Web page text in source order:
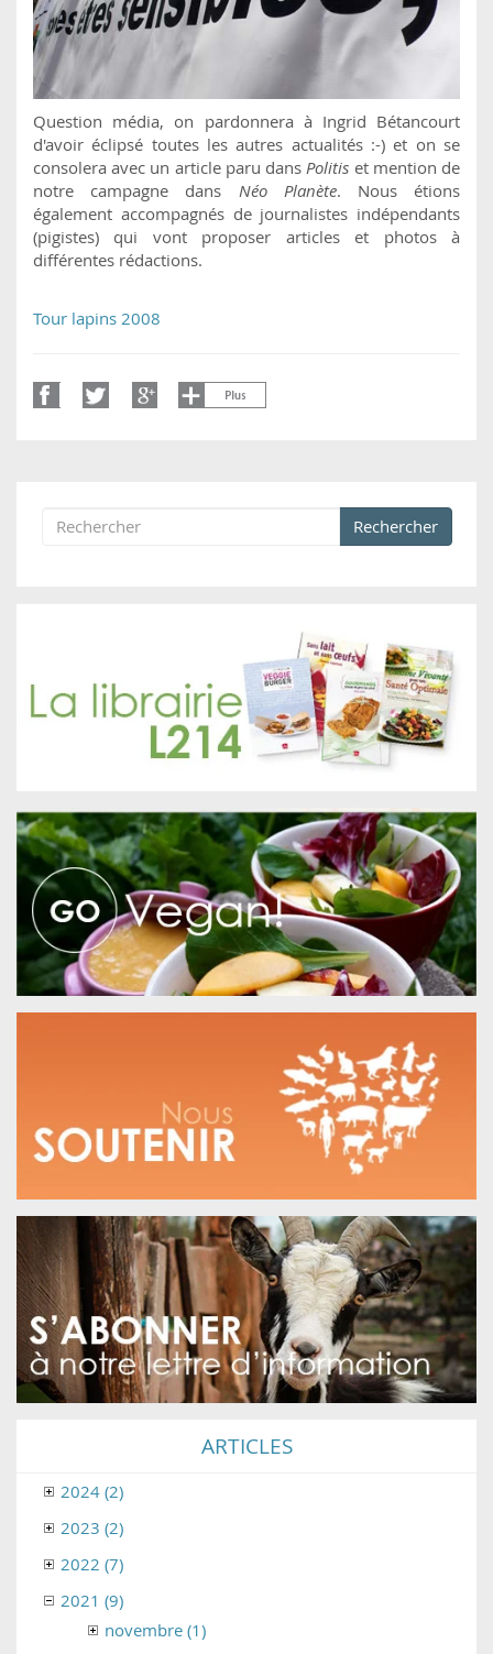
Question média, on pardonnera à Ingrid Bétancourt
d'avoir éclipsé toutes les autres actualités :-) et on se
consolera avec un article paru dansPolitis et mention de
notre campagne dans Néo Planète. Nous étions
également accompagnés de journalistes indépendants
(pigistes) qui vont proposer articles et photos à
différentes rédactions.
Tour lapins 2008
Formulaire de recherche
Rechercher
ARTICLES
2024 (2)
2023 (2)
2022 (7)
2021 (9)
novembre (1)